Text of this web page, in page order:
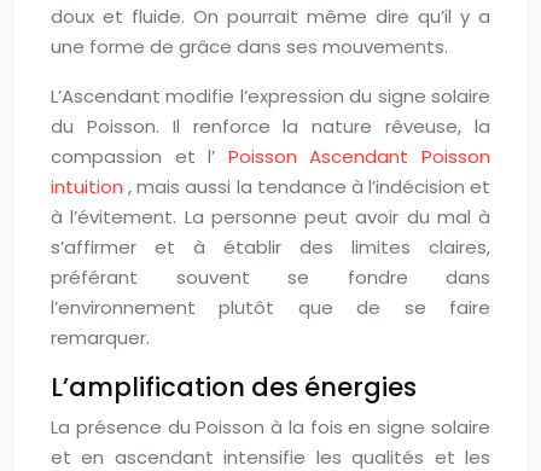
doux et fluide. On pourrait même dire qu’il y a
une forme de grâce dans ses mouvements.
L’Ascendant modifie l’expression du signe solaire
du Poisson. Il renforce la nature rêveuse, la
compassion et l’ Poisson Ascendant Poisson
intuition, mais aussi la tendance à l’indécision et
à l’évitement. La personne peut avoir du mal à
s’affirmer et à établir des limites claires,
préférant souvent se fondre dans
l’environnement plutôt que de se faire
remarquer.
L’amplification des énergies
La présence du Poisson à la fois en signe solaire
et en ascendant intensifie les qualités et les